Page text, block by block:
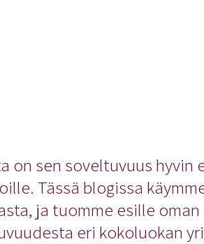
on sen soveltuvuus hyvin
Tässä blogissa
ja tuomme esille oman
eri kokoluokan